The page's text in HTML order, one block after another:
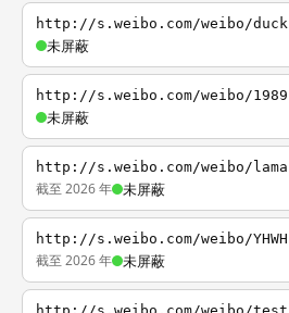
http://s.weibo.com/weibo/duck
未屏蔽
http://s.weibo.com/weibo/1989
未屏蔽
http://s.weibo.com/weibo/lama
截至 2026 年 未屏蔽
http://s.weibo.com/weibo/YHWH
截至 2026 年 未屏蔽